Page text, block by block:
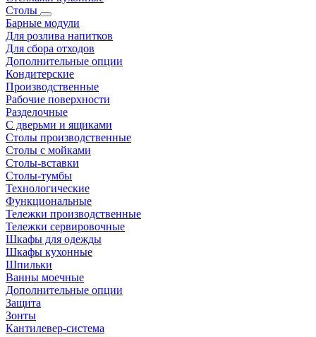
Столы
Барные модули
Для розлива напитков
Для сбора отходов
Дополнительные опции
Кондитерские
Производственные
Рабочие поверхности
Разделочные
С дверьми и ящиками
Столы производственные
Столы с мойками
Столы-вставки
Столы-тумбы
Технологические
Функциональные
Тележки производственные
Тележки сервировочные
Шкафы для одежды
Шкафы кухонные
Шпильки
Ванны моечные
Дополнительные опции
Защита
Зонты
Кантилевер-система